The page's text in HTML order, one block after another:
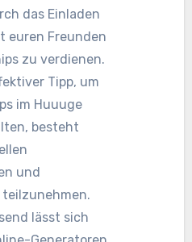
das Einladen
euren Freunden
zu verdienen.
Tipp, um
im Huuuge
besteht
und
lässt sich